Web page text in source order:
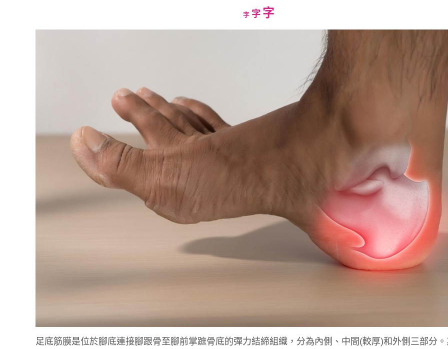
字Decrease
字Reset
字Increase
font
足底筋膜是位於腳底連接腳跟骨至腳前掌蹠骨底的彈力結締組織，分為內側、中間(較厚)和外側三部分